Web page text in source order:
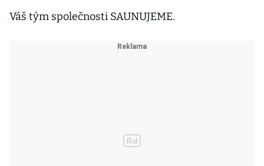
Váš tým společnosti SAUNUJEME.